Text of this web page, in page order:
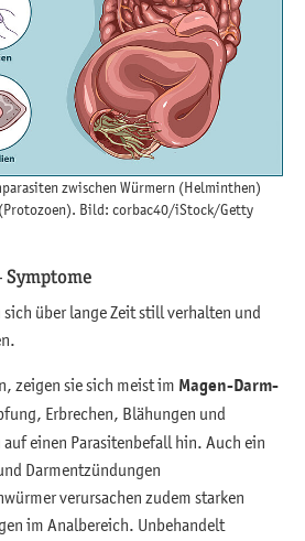
zwischen Würmern (Helminthen)
Bild: corbac40/iStock/Getty
über lange Zeit still verhalten und
zeigen sie sich meist im Magen-Darm-
Erbrechen, Blähungen und
einen Parasitenbefall hin. Auch ein
Darmentzündungen
verursachen zudem starken
im Analbereich. Unbehandelt